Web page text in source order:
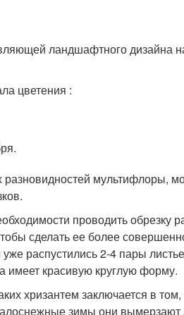
ландшафтного дизайна
цветения :
разновидностей мультифлоры,
проводить обрезку
сделать ее более
распустились 2-4 пары
имеет красивую круглую форму.
хризантем заключается в
зимы они вымерзают